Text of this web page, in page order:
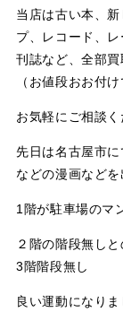
当店は古い本、
プ、レコード、
刊誌など、全部買
（お値段おお付
お気軽にご相談く
先日は名古屋市
などの漫画など
1階が駐車場のマ
２階の階段無し
3階階段無し
良い運動になり